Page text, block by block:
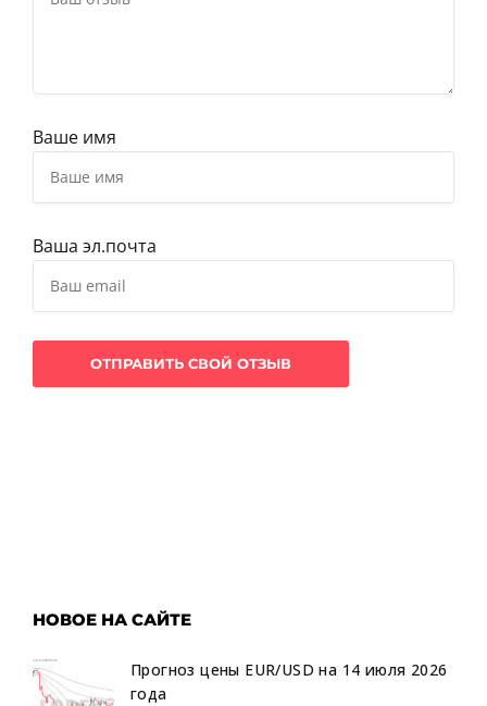
Ваше имя
Ваша эл.почта
НОВОЕ НА САЙТЕ
Прогноз цены EUR/USD на 14 июля 2026
года